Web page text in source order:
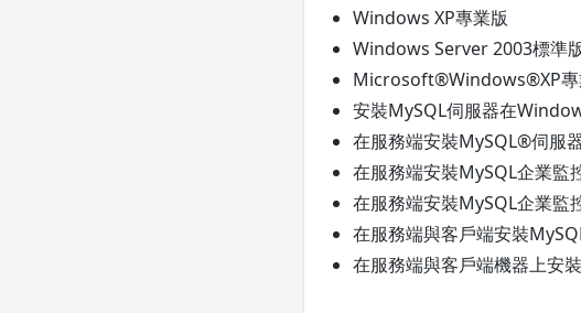
Windows XP專業版
Windows Server 2003標準
Microsoft®Windows®XP專
安裝MySQL伺服器在
在服務端安裝MySQL®伺服
在服務端安裝MySQL企業監
在服務端安裝MySQL企業監
在服務端與客戶端安裝
在服務端與客戶端機器上安